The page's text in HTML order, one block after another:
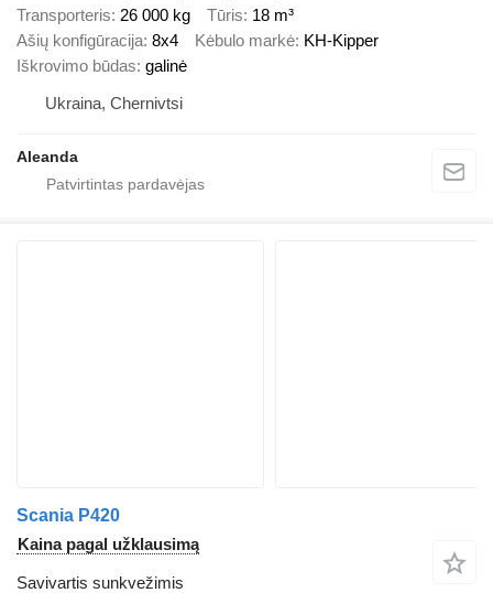
Transporteris 26 000 kg Tūris 18 m³
Ašių konfigūracija 8x4 Kėbulo markė KH-Kipper
Iškrovimo būdas galinė
Ukraina, Chernivtsi
Aleanda
Scania P420
Kaina pagal užklausimą
Savivartis sunkvežimis